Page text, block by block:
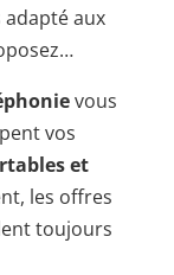
adapté aux
vous
vos
et
les offres
toujours